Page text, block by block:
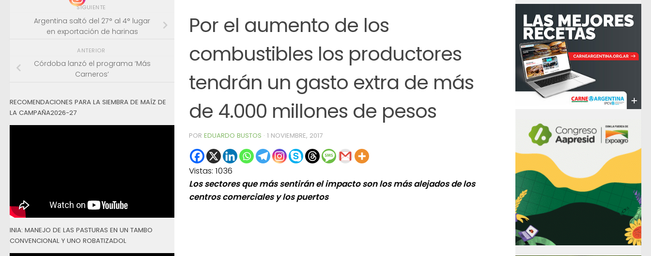
Por el aumento de los
combustibles los productores
tendrán un gasto extra de más
de 4.000 millones de pesos
POR EDUARDO BUSTOS · 1 NOVIEMBRE, 2017
Vistas: 1036
Los sectores que más sentirán el impacto son los más alejados de los
centros comerciales y los puertos
SIGUIENTE
Argentina saltó del 27° al 4° lugar
en exportación de harinas
ANTERIOR
Córdoba lanzó el programa ‘Más
Carneros’
RECOMENDACIONES PARA LA SIEMBRA DE MAÍZ DE
LA CAMPAÑA2026-27
INIA: MANEJO DE LAS PASTURAS EN UN TAMBO
CONVENCIONAL Y UNO ROBATIZADOL